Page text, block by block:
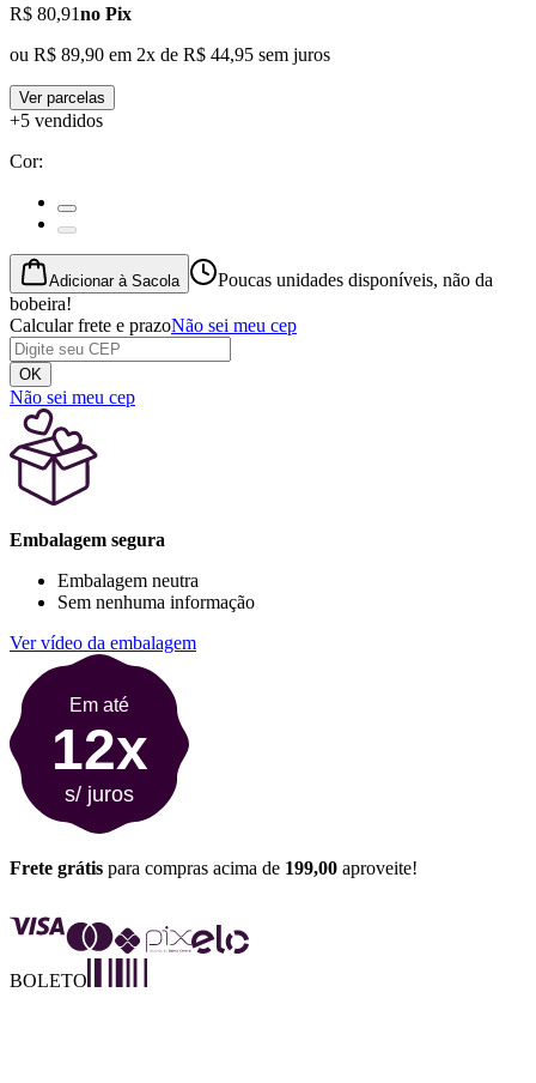
R$ 80,91no Pix
ou R$ 89,90 em 2x de R$ 44,95 sem juros
Ver parcelas
+5 vendidos
Cor:
Adicionar à Sacola
Poucas unidades disponíveis, não da
bobeira!
Calcular frete e prazoNão sei meu cep
OK
Não sei meu cep
Embalagem segura
Embalagem neutra
Sem nenhuma informação
Ver vídeo da embalagem
Em até
12x
s/ juros
Frete grátis para compras acima de 199,00 aproveite!
BOLETO